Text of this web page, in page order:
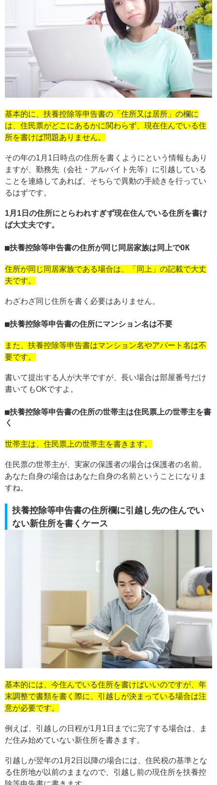
基本的に、扶養控除等申告書の「住所又は居所」の欄に
は、住民票がどこにあるかに関わらず、現在住んでいる住
所を書けば問題ありません。
その年の1月1日時点の住所を書くようにという情報もあり
ますが、勤務先（会社・アルバイト先等）に引越している
ことを連絡してあれば、そちらで異動の手続きを行ってい
るはずです。
1月1日の住所にとらわれすぎず現在住んでいる住所を書け
ば大丈夫です。
扶養控除等申告書の住所が同じ同居家族は同上でOK
住所が同じ同居家族である場合は、「同上」の記載で大丈
夫です。
わざわざ同じ住所を書く必要はありません。
扶養控除等申告書の住所にマンション名は不要
また、扶養控除等申告書はマンション名やアパート名は不
要です。
書いて提出する人が大半ですが、長い場合は部屋番号だけ
書いてもOKですよ。
扶養控除等申告書の住所の世帯主は住民票上の世帯主を書
く
世帯主は、住民票上の世帯主を書きます。
住民票の世帯主が、実家の保護者の場合は保護者の名前。
あなた自身の場合はあなた自身の名前ということになりま
すね。
扶養控除等申告書の住所欄に引越し先の住んでい
ない新住所を書くケース
基本的には、今住んでいる住所を書けばいいのですが、年
末調整で書類を書く際に、引越しが決まっている場合は注
意が必要です。
例えば、引越しの日程が1月1日までに完了する場合は、ま
だ住み始めていない新住所を書きます。
引越しが翌年の1月2日以降の場合には、住民税の基準とな
る住所地が以前のままなので、引越し前の現住所を扶養控